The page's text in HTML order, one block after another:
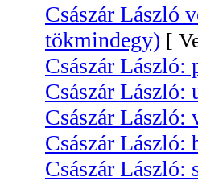
Császár László
tökmindegy) [
Császár László:
Császár
Császár László:
Császár László:
Császár László: